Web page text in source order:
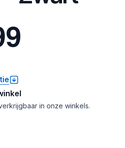
9
in onze winkels.